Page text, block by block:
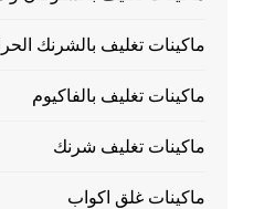
ماكينات تغليف بالشرنك
ماكينات تغليف بالفاكيوم
ماكينات تغليف شرنك
ماكينات غلق اكواب